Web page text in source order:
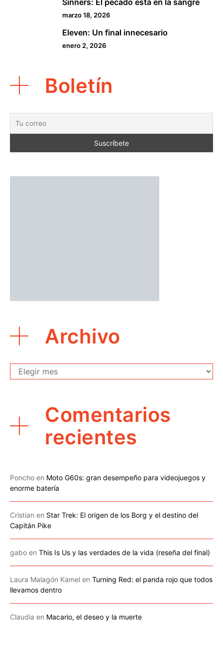
marzo 18, 2026
Eleven: Un final innecesario
enero 2, 2026
Boletín
Archivo
Archivo
Comentarios
recientes
Poncho en Moto G60s: gran desempeño para videojuegos y
enorme batería
Cristian en Star Trek: El origen de los Borg y el destino del
Capitán Pike
gabo en This Is Us y las verdades de la vida (reseña del final)
Laura Malagón Kamel en Turning Red: el panda rojo que todos
llevamos dentro
Claudia en Macario, el deseo y la muerte